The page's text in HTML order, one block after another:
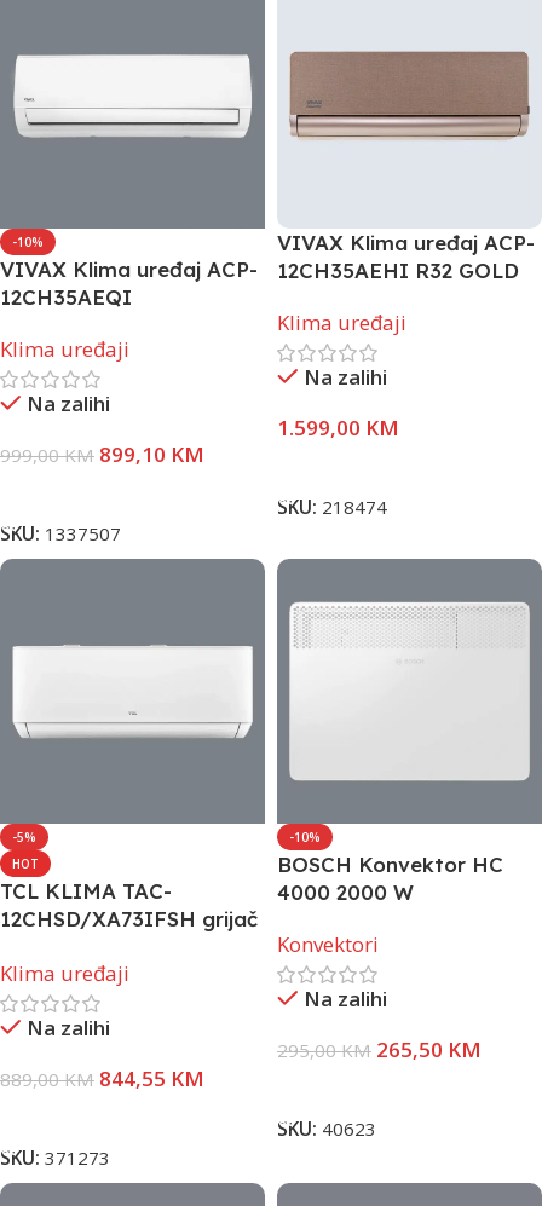
-10%
VIVAX Klima uređaj ACP-
12CH35AEQI
Klima uređaji
Na zalihi
999,00KM 899,10 KM
SKU: 1337507
VIVAX Klima uređaj ACP-
12CH35AEHI R32 GOLD
Klima uređaji
Na zalihi
1.599,00 KM
SKU: 218474
-5%
HOT
TCL KLIMA TAC-
12CHSD/XA73IFSH grijač
-20
Klima uređaji
Na zalihi
889,00KM 844,55 KM
SKU: 371273
-10%
BOSCH Konvektor HC
4000 2000 W
Konvektori
Na zalihi
295,00KM 265,50 KM
SKU: 40623